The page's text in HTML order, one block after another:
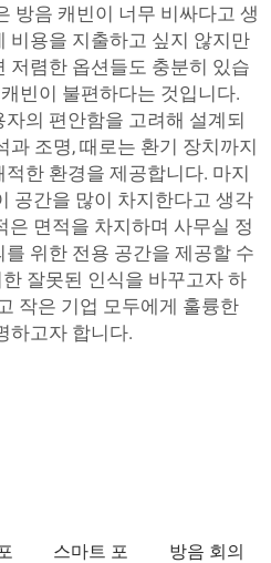
방음 캐빈이 너무 비싸다고 생
비용을 지출하고 싶지 않지만
저렴한 옵션들도 충분히 있습
빈이 불편하다는 것입니다.
의 편안함을 고려해 설계되
과 조명, 때로는 환기 장치까지
한 환경을 제공합니다. 마지
공간을 많이 차지한다고 생각
은 면적을 차지하며 사무실 정
위한 전용 공간을 제공할 수
잘못된 인식을 바꾸고자 하
작은 기업 모두에게 훌륭한
하고자 합니다.
스마트 포
방음 회의